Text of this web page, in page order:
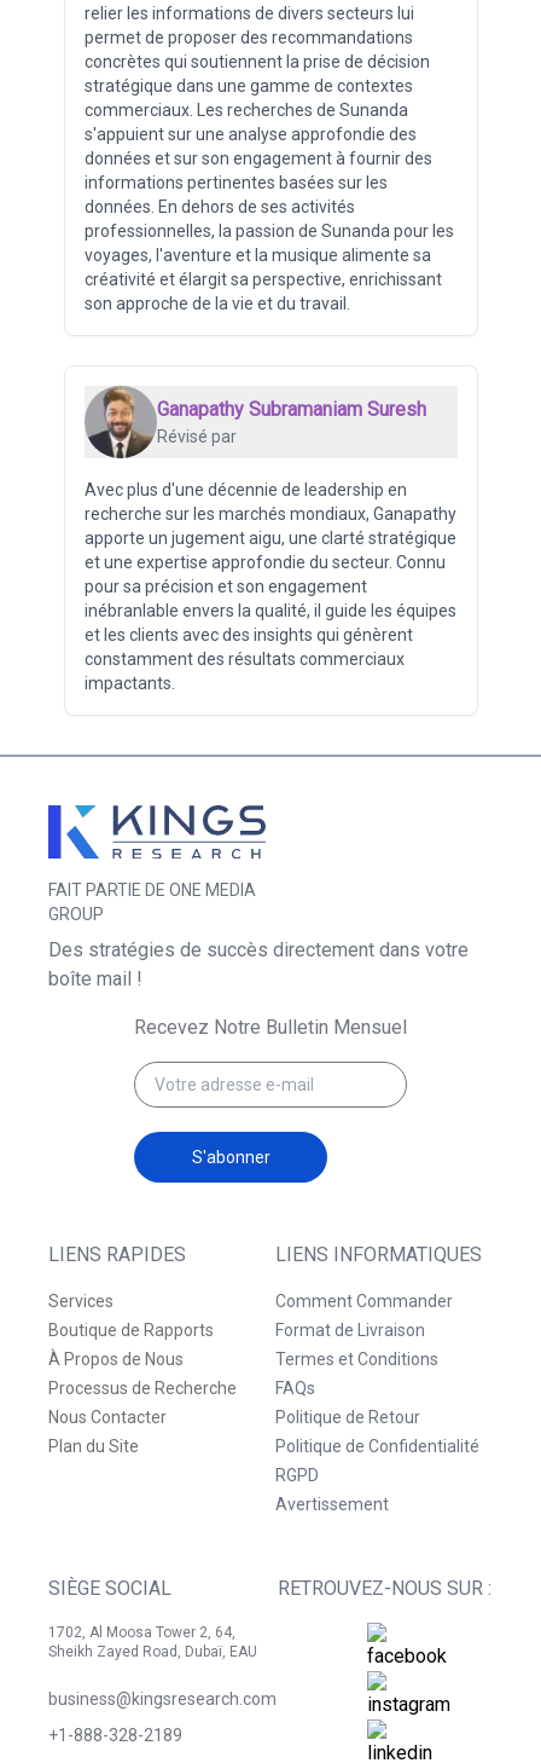
relier les informations de divers secteurs lui
permet de proposer des recommandations
concrètes qui soutiennent la prise de décision
stratégique dans une gamme de contextes
commerciaux. Les recherches de Sunanda
s'appuient sur une analyse approfondie des
données et sur son engagement à fournir des
informations pertinentes basées sur les
données. En dehors de ses activités
professionnelles, la passion de Sunanda pour les
voyages, l'aventure et la musique alimente sa
créativité et élargit sa perspective, enrichissant
son approche de la vie et du travail.
Ganapathy Subramaniam Suresh
Révisé par
Avec plus d'une décennie de leadership en
recherche sur les marchés mondiaux, Ganapathy
apporte un jugement aigu, une clarté stratégique
et une expertise approfondie du secteur. Connu
pour sa précision et son engagement
inébranlable envers la qualité, il guide les équipes
et les clients avec des insights qui génèrent
constamment des résultats commerciaux
impactants.
FAIT PARTIE DE ONE MEDIA
GROUP
LIENS RAPIDES
Services
Boutique de Rapports
À Propos de Nous
Processus de Recherche
Nous Contacter
Plan du Site
LIENS INFORMATIQUES
Comment Commander
Format de Livraison
Termes et Conditions
FAQs
Politique de Retour
Politique de Confidentialité
RGPD
Avertissement
SIÈGE SOCIAL
1702, Al Moosa Tower 2, 64,
Sheikh Zayed Road, Dubaï, EAU
business@kingsresearch.com
+1-888-328-2189
RETROUVEZ-NOUS SUR :
Des stratégies de succès directement dans votre
boîte mail !
Recevez Notre Bulletin Mensuel
S'abonner